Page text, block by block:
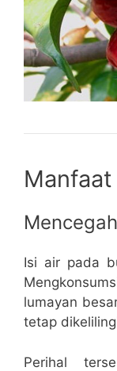
Isi air pada
lumayan
tetap
Perihal